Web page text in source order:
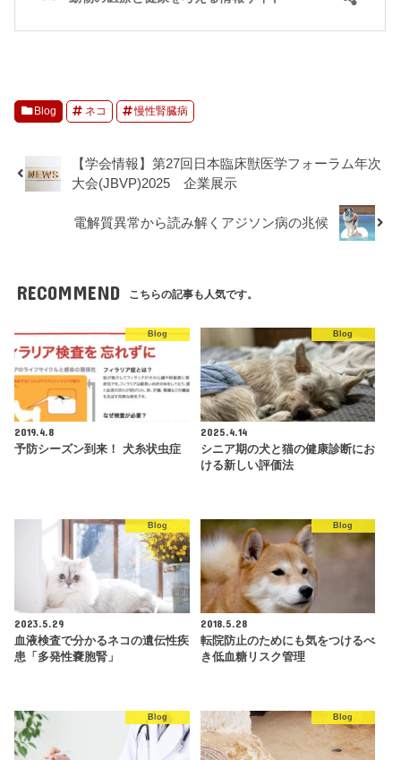
Blog ネコ 慢性腎臓病
【学会情報】第27回日本臨床獣医学フォーラム年次
大会(JBVP)2025 企業展示
電解質異常から読み解くアジソン病の兆候
RECOMMEND こちらの記事も人気です。
Blog
2019.4.8
予防シーズン到来！ 犬糸状虫症
Blog
2025.4.14
シニア期の犬と猫の健康診断にお
ける新しい評価法
Blog
2023.5.29
血液検査で分かるネコの遺伝性疾
患「多発性嚢胞腎」
Blog
2018.5.28
転院防止のためにも気をつけるべ
き低血糖リスク管理
Blog Blog